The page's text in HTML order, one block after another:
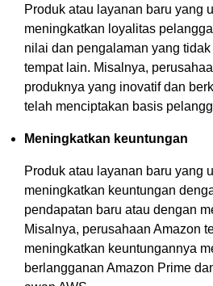
Produk atau layanan baru yang
meningkatkan loyalitas
nilai dan pengalaman yang
tempat lain. Misalnya,
produknya yang inovatif dan
telah menciptakan basis
Meningkatkan keuntungan
Produk atau layanan baru yang
meningkatkan keuntungan
pendapatan baru atau dengan
Misalnya, perusahaan Amazon
meningkatkan keuntungannya
berlangganan Amazon Prime